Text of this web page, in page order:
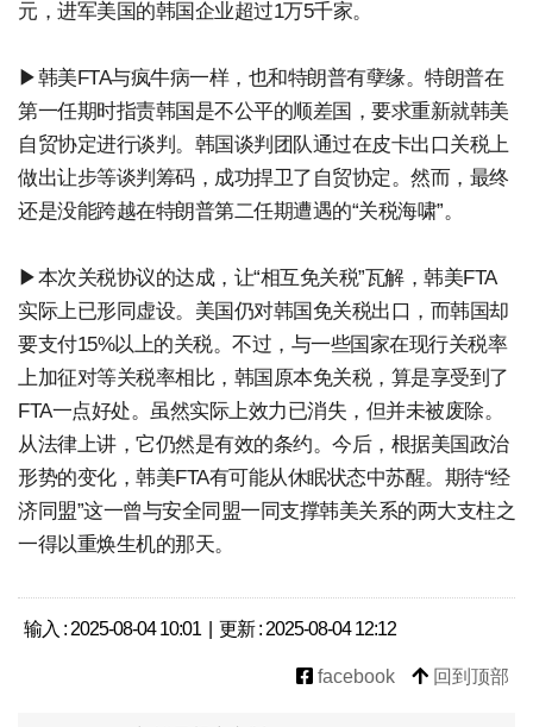
元，进军美国的韩国企业超过1万5千家。
▶韩美FTA与疯牛病一样，也和特朗普有孽缘。特朗普在
第一任期时指责韩国是不公平的顺差国，要求重新就韩美
自贸协定进行谈判。韩国谈判团队通过在皮卡出口关税上
做出让步等谈判筹码，成功捍卫了自贸协定。然而，最终
还是没能跨越在特朗普第二任期遭遇的“关税海啸”。
▶本次关税协议的达成，让“相互免关税”瓦解，韩美FTA
实际上已形同虚设。美国仍对韩国免关税出口，而韩国却
要支付15%以上的关税。不过，与一些国家在现行关税率
上加征对等关税率相比，韩国原本免关税，算是享受到了
FTA一点好处。虽然实际上效力已消失，但并未被废除。
从法律上讲，它仍然是有效的条约。今后，根据美国政治
形势的变化，韩美FTA有可能从休眠状态中苏醒。期待“经
济同盟”这一曾与安全同盟一同支撑韩美关系的两大支柱之
一得以重焕生机的那天。
输入 : 2025-08-04 10:01 | 更新 : 2025-08-04 12:12
facebook 回到顶部